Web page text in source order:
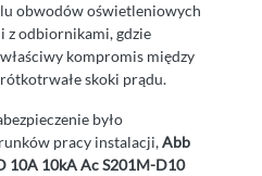
obwodów oświetleniowych
z odbiornikami, gdzie
kompromis między
skoki prądu.
było
pracy instalacji,Abb
10A 10kA Ac S201M-D10